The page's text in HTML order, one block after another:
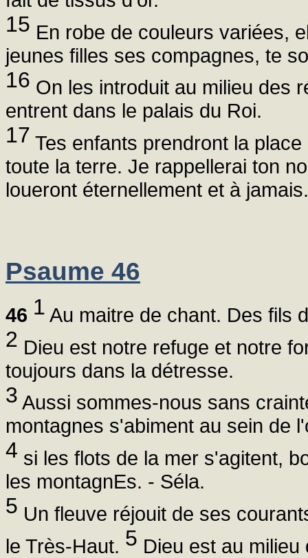
15 En robe de couleurs variées,
jeunes filles ses compagnes, te
16 On les introduit au milieu des
entrent dans le palais du Roi.
17 Tes enfants prendront la
toute la terre. Je rappellerai ton
loueront éternellement et à jamais.
Psaume 46
46 1 Au maitre de chant. Des fils
2 Dieu est notre refuge et notre
toujours dans la détresse.
3 Aussi sommes-nous sans
montagnes s'abiment au sein de
4 si les flots de la mer s'agitent,
les montagnEs. - Séla.
5 Un fleuve réjouit de ses
le Très-Haut. 5 Dieu est au